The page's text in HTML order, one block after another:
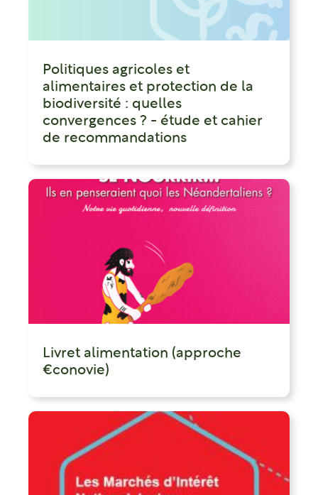
Politiques agricoles et
alimentaires et protection de la
biodiversité : quelles
convergences ? - étude et cahier
de recommandations
Livret alimentation (approche
€conovie)